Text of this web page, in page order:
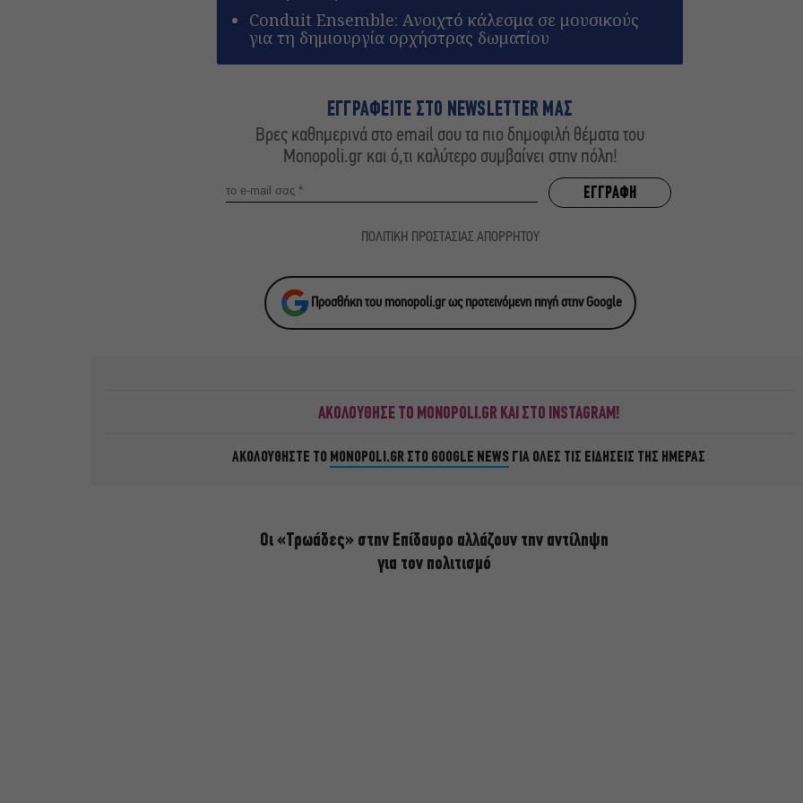
Conduit Ensemble: Ανοιχτό κάλεσμα σε μουσικούς
για τη δημιουργία ορχήστρας δωματίου
ΕΓΓΡΑΦΕΙΤΕ ΣΤΟ NEWSLETTER ΜΑΣ
Βρες καθημερινά στο email σου τα πιο δημοφιλή θέματα του
Monopoli.gr και ό,τι καλύτερο συμβαίνει στην πόλη!
ΠΟΛΙΤΙΚΗ ΠΡΟΣΤΑΣΙΑΣ ΑΠΟΡΡΗΤΟΥ
Προσθήκη του monopoli.gr ως προτεινόμενη πηγή στην Google
ΑΚΟΛΟΥΘΗΣΕ ΤΟ MONOPOLI.GR ΚΑΙ ΣΤΟ INSTAGRAM!
ΑΚΟΛΟΥΘΗΣΤΕ ΤΟ MONOPOLI.GR ΣΤΟ GOOGLE NEWS ΓΙΑ ΟΛΕΣ ΤΙΣ ΕΙΔΗΣΕΙΣ ΤΗΣ ΗΜΕΡΑΣ
Οι «Τρωάδες» στην Επίδαυρο αλλάζουν την αντίληψη
για τον πολιτισμό